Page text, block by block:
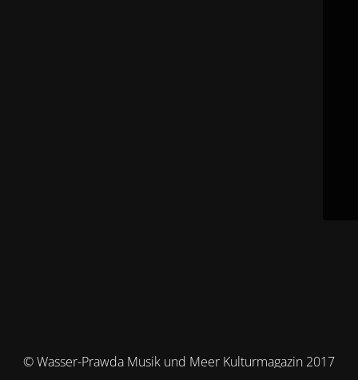
© Wasser-Prawda Musik und Meer Kulturmagazin 2017